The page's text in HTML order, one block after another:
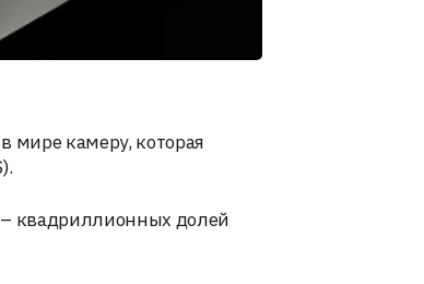
мире камеру, которая
– квадриллионных долей